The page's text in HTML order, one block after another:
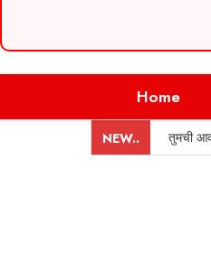
Home
NEW.. तुमची